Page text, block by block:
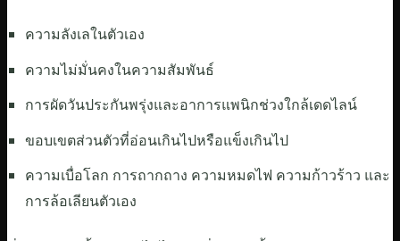
ความลังเลในตัวเอง
ความไม่มั่นคงในความสัมพันธ์
การผัดวันประกันพรุ่งและอาการแพนิกช่วงใกล้เดดไลน์
ขอบเขตส่วนตัวที่อ่อนเกินไปหรือแข็งเกินไป
ความเบื่อโลก การถากถาง ความหมดไฟ ความก้าวร้าว และ
การล้อเลียนตัวเอง